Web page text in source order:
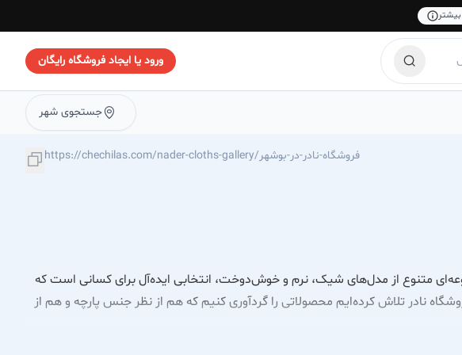
بیشتر
ورود یا ایجاد فروشگاه رایگان
جستجوی شهر
https://chechilas.com/nader-cloths-gallery/فروشگاه-نادر-در-بوشهر
متنوع از مدل‌های شیک، نرم و خوش‌دوخت، انتخابی ایده‌آل برای کسانی است که
نادر تلاش کرده‌ایم محصولاتی را گردآوری کنیم که هم از نظر جنس پارچه و هم از